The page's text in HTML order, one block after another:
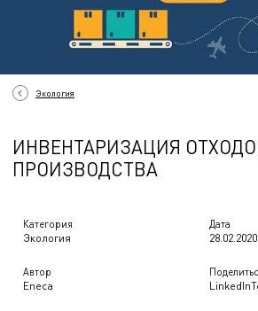
Экология
ИНВЕНТАРИЗАЦИЯ
ПРОИЗВОДСТВА
Категория
Экология
Дата
28.02.2020
Автор
Eneca LinkedIn